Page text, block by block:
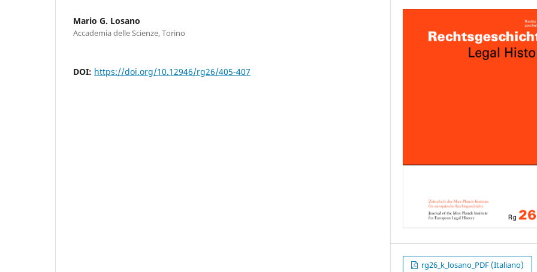
Mario G. Losano
Accademia delle Scienze, Torino
DOI: https://doi.org/10.12946/rg26/405-407
rg26_k_losano_PDF (Italiano)